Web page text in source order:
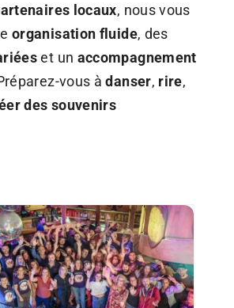
locaux, nous vous
organisation fluide, des
et un accompagnement
vous àdanser, rire,
des souvenirs